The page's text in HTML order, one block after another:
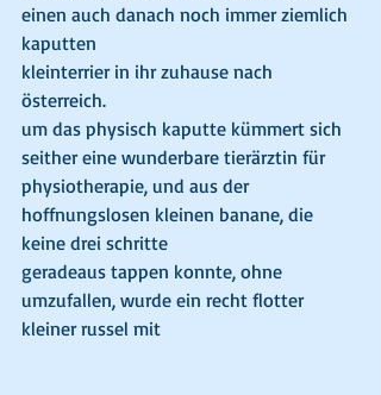
einen auch danach noch immer ziemlich
kaputten
kleinterrier in ihr zuhause nach
österreich.
um das physisch kaputte kümmert sich
seither eine wunderbare tierärztin für
physiotherapie, und aus der
hoffnungslosen kleinen banane, die
keine drei schritte
geradeaus tappen konnte, ohne
umzufallen, wurde ein recht flotter
kleiner russel mit